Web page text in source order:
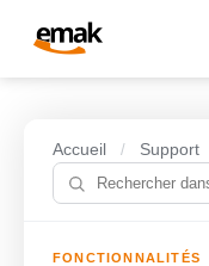
Accueil / Support
FONCTIONNALITÉS